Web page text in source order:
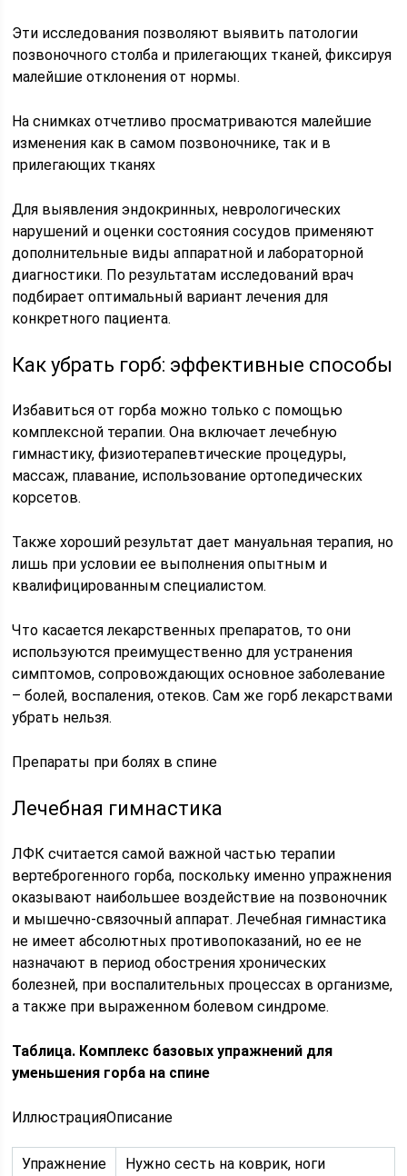
Эти исследования позволяют выявить патологии
позвоночного столба и прилегающих тканей, фиксируя
малейшие отклонения от нормы.
На снимках отчетливо просматриваются малейшие
изменения как в самом позвоночнике, так и в
прилегающих тканях
Для выявления эндокринных, неврологических
нарушений и оценки состояния сосудов применяют
дополнительные виды аппаратной и лабораторной
диагностики. По результатам исследований врач
подбирает оптимальный вариант лечения для
конкретного пациента.
Как убрать горб: эффективные способы
Избавиться от горба можно только с помощью
комплексной терапии. Она включает лечебную
гимнастику, физиотерапевтические процедуры,
массаж, плавание, использование ортопедических
корсетов.
Также хороший результат дает мануальная терапия, но
лишь при условии ее выполнения опытным и
квалифицированным специалистом.
Что касается лекарственных препаратов, то они
используются преимущественно для устранения
симптомов, сопровождающих основное заболевание
– болей, воспаления, отеков. Сам же горб лекарствами
убрать нельзя.
Препараты при болях в спине
Лечебная гимнастика
ЛФК считается самой важной частью терапии
вертеброгенного горба, поскольку именно упражнения
оказывают наибольшее воздействие на позвоночник
и мышечно-связочный аппарат. Лечебная гимнастика
не имеет абсолютных противопоказаний, но ее не
назначают в период обострения хронических
болезней, при воспалительных процессах в организме,
а также при выраженном болевом синдроме.
Таблица. Комплекс базовых упражнений для
уменьшения горба на спине
ИллюстрацияОписание
Упражнение
Нужно сесть на коврик, ноги